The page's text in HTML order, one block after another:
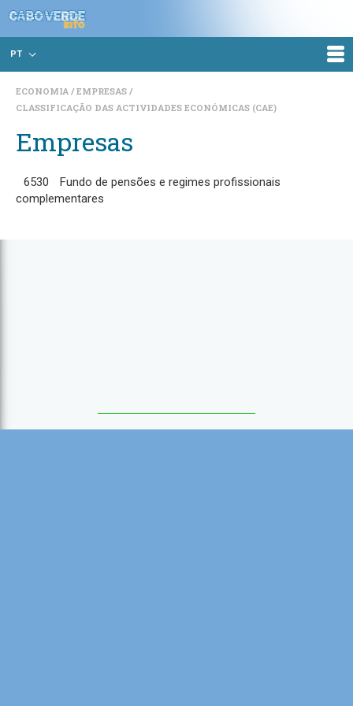
PT
ECONOMIA
EMPRESAS
CLASSIFICAÇÃO DAS ACTIVIDADES ECONÓMICAS (CAE)
Empresas
6530
Fundo de pensões e regimes profissionais
complementares